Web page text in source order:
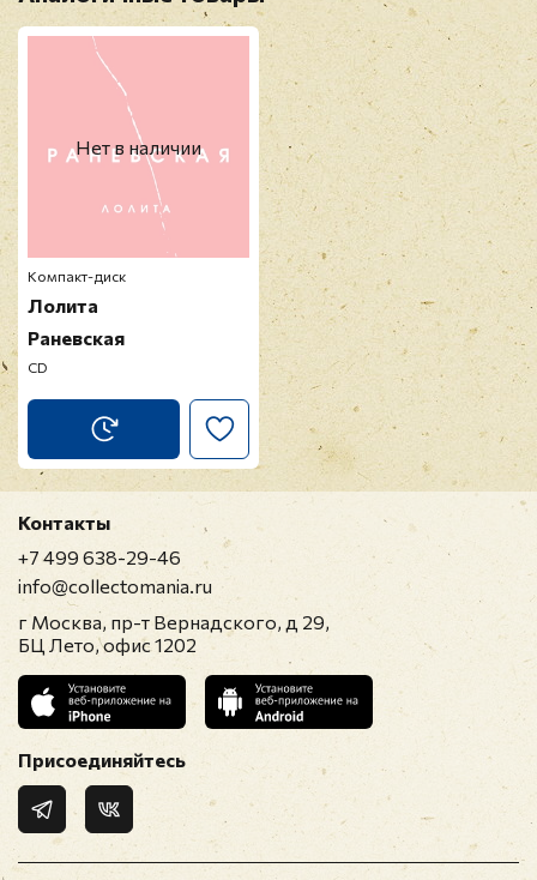
Нет в наличии
Компакт-диск
Лолита
Раневская
CD
Контакты
+7 499 638-29-46
info@collectomania.ru
г Москва, пр-т Вернадского, д 29,
БЦ Лето, офис 1202
Присоединяйтесь